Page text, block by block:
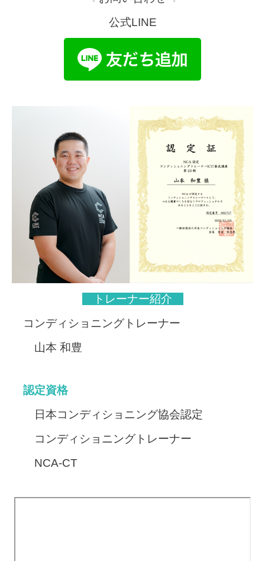
公式LINE
トレーナー紹介
コンディショニングトレーナー
山本 和豊
認定資格
日本コンディショニング協会認定
コンディショニングトレーナー
NCA-CT